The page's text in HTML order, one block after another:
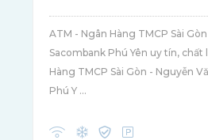
ATM - Ngân Hàng TMCP Sài
Sacombank Phú Yên uy tín, chất
Hàng TMCP Sài Gòn - Nguyễn
Phú Y ...